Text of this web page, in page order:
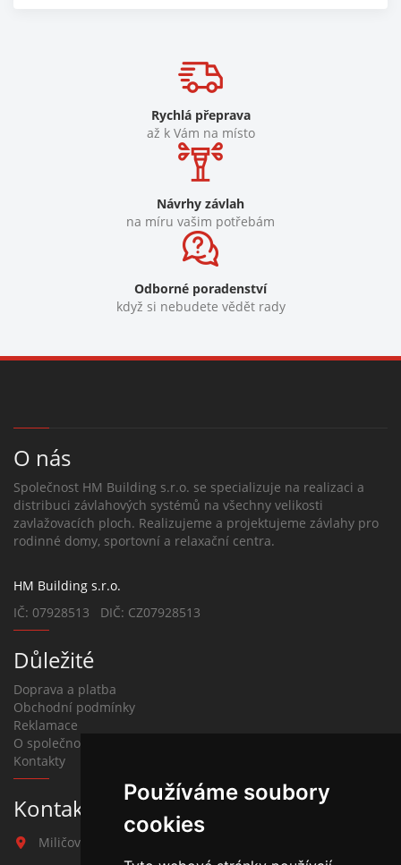
Používáme soubory
cookies
Rychlá přeprava
až k Vám na místo
Návrhy závlah
na míru vašim potřebám
Odborné poradenství
když si nebudete vědět rady
O nás
Společnost HM Building s.r.o. se specializuje na realizaci a
distribuci závlahových systémů na všechny velikosti
zavlažovacích ploch. Realizujeme a projektujeme závlahy pro
rodinné domy, sportovní a relaxační centra.
HM Building s.r.o.
IČ: 07928513 DIČ: CZ07928513
Důležité
Doprava a platba
Obchodní podmínky
Reklamace
O společnosti
Kontakty
Kontakt na závlahy
Miličova 541